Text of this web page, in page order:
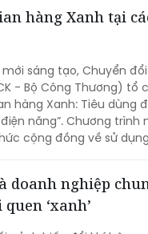
hàng Xanh tại
sáng tạo, Chuyển
- Bộ Công Thương) tổ
hàng Xanh: Tiêu dùng
năng”. Chương trình
cộng đồng về sử
doanh nghiệp
‘xanh’